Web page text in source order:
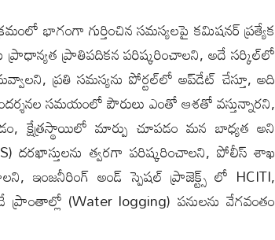
భాగంగా గుర్తించిన సమస్యలపై కమిషనర్ ప్రత్యేక
ప్రాధాన్యత ప్రాతిపదికన పరిష్కరించాల‌ని, అదే సర్కిల్‌లో
ప్రతి సమస్యను పోర్టల్‌లో అప్‌డేట్ చేస్తూ, అది
సమయంలో పౌరులు ఎంతో ఆశతో వ‌స్తున్నార‌ని,
క్షేత్రస్థాయిలో మార్పు చూపడం మన బాధ్యత అని
దరఖాస్తులను త్వరగా పరిష్కరించాల‌ని, పోలీస్ శాఖ
ఇంజనీరింగ్ అండ్ స్పెషల్ ప్రాజెక్ట్స్ లో HCITI,
ప్రాంతాల్లో (Water logging) పనులను వేగవంతం